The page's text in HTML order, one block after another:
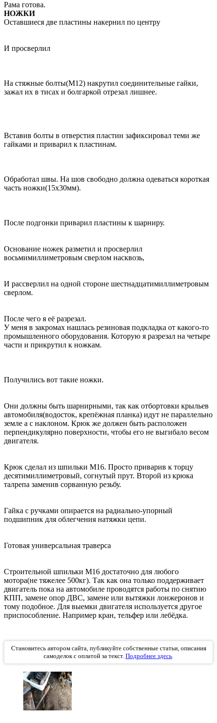
Рама готова.
НОЖКИ
Оставшиеся две пластины накернил по центру
И просверлил
На стяжные болты(М12) накрутил соединительные гайки,
зажал их в тисах и болгаркой отрезал лишнее.
Вставив болты в отверстия пластин зафиксировал теми же
гайками и приварил к пластинам.
Обработал швы. На шов свободно должна одеваться короткая
часть ножки(15х30мм).
После подгонки приварил пластины к шарниру.
Основание ножек разметил и просверлил
восьмимиллиметровым сверлом насквозь,
И рассверлил на одной стороне шестнадцатимиллиметровым
сверлом.
После чего я её разрезал.
У меня в закромах нашлась резиновая подкладка от какого-то
промышленного оборудования. Которую я разрезал на четыре
части и прикрутил к ножкам.
Получились вот такие ножки.
Они должны быть шарнирными, так как отбортовки крыльев
автомобиля(водосток, крепёжная планка) идут не параллельно
земле а с наклоном. Крюк же должен быть расположен
перпендикулярно поверхности, чтобы его не выгибало весом
двигателя.
Крюк сделал из шпильки М16. Просто приварив к торцу
десятимиллиметровый, согнутый прут. Второй из крюка
талрепа заменив сорванную резьбу.
Гайка с ручками опирается на радиально-упорный
подшипник для облегчения натяжки цепи.
Готовая универсальная траверса
Строительной шпильки М16 достаточно для любого
мотора(не тяжелее 500кг). Так как она только поддерживает
двигатель пока на автомобиле проводятся работы по снятию
КПП, замене опор ДВС, замене или вытяжки лонжеронов и
тому подобное. Для выемки двигателя используется другое
приспособление. Например кран, тельфер или лебёдка.
Становитесь автором сайта, публикуйте собственные статьи, описания
самоделок с оплатой за текст. Подробнее здесь.